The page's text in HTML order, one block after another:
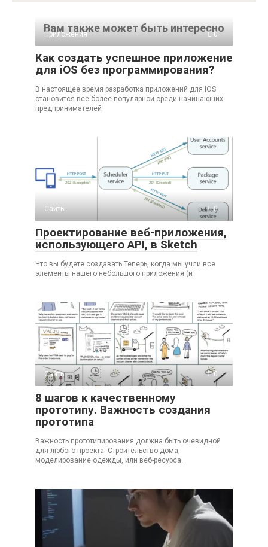
Вам также может быть интересно
Приложения 0
Как создать успешное приложение
для iOS без программирования?
В настоящее время разработка приложений для iOS
становится все более популярной среди начинающих
предпринимателей
Сайты 0
Проектирование веб-приложения,
использующего API, в Sketch
Что вы будете создавать Теперь, когда мы учли все
элементы нашего небольшого приложения (и
Сайты 0
8 шагов к качественному
прототипу. Важность создания
прототипа
Важность прототипирования должна быть очевидной
для любого проекта. Строительство дома,
моделирование одежды, или веб-ресурса.